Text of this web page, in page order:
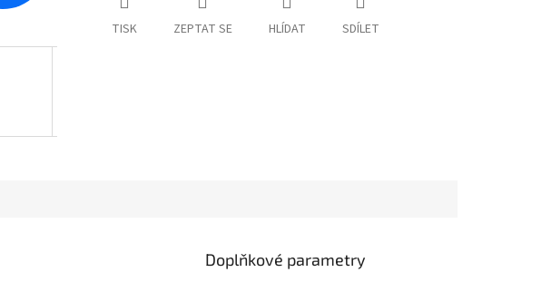
TISK ZEPTAT SE HLÍDAT SDÍLET
Doplňkové parametry